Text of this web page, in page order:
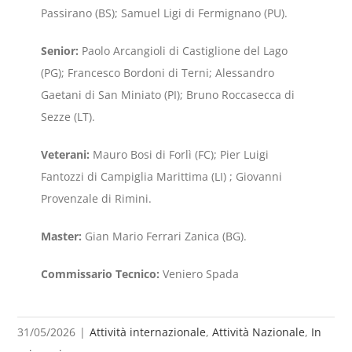
Passirano (BS); Samuel Ligi di Fermignano (PU).
Senior: Paolo Arcangioli di Castiglione del Lago
(PG); Francesco Bordoni di Terni; Alessandro
Gaetani di San Miniato (PI); Bruno Roccasecca di
Sezze (LT).
Veterani: Mauro Bosi di Forlì (FC); Pier Luigi
Fantozzi di Campiglia Marittima (LI) ; Giovanni
Provenzale di Rimini.
Master: Gian Mario Ferrari Zanica (BG).
Commissario Tecnico: Veniero Spada
31/05/2026 | Attività internazionale,Attività Nazionale, In